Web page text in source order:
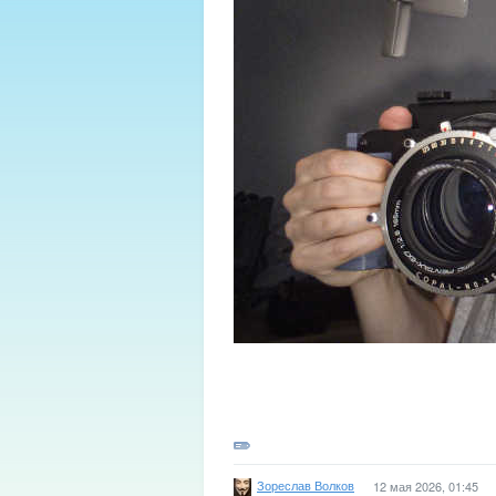
Зореслав Волков 12 мая 2026, 01:45